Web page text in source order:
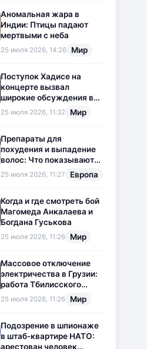
Аномальная жара в
Индии: Птицы падают
мертвыми с неба
25 июля 2026, 14:26 Мир
Поступок Хадисе на
концерте вызвал
широкие обсуждения в
социальных сетях
25 июля 2026, 11:32 Мир
Препараты для
похудения и выпадение
волос: Что показывают
новые исследования?
25 июля 2026, 11:27 Европа
Когда и где смотреть бой
Магомеда Анкалаева и
Богдана Гуськова
25 июля 2026, 11:26 Мир
Массовое отключение
электричества в Грузии:
работа Тбилисского
метрополитена
приостановлена
25 июля 2026, 11:26 Мир
Подозрение в шпионаже
в штаб-квартире НАТО:
арестован человек